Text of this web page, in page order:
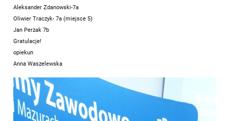
Aleksander Zdanowski-7a
Oliwier Traczyk- 7a (miejsce 5)
Jan Perzak 7b
Gratulacje!
opiekun
Anna Waszelewska